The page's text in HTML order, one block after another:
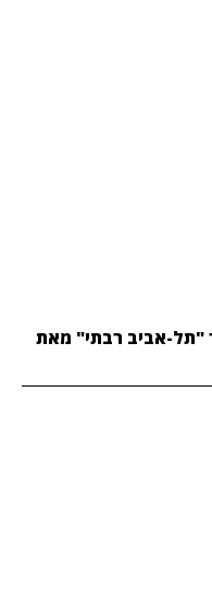
"תל-אביב רבתי" מאת